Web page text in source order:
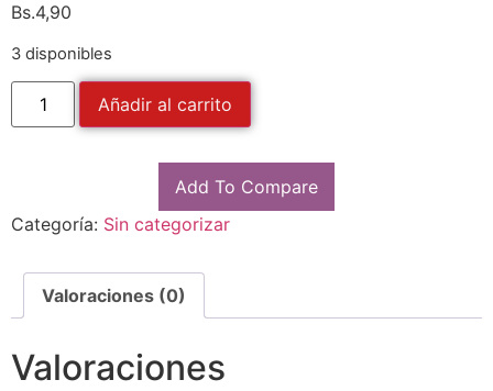
Bs.4,90
3 disponibles
Añadir al carrito
Add To Compare
Categoría: Sin categorizar
Valoraciones (0)
Valoraciones